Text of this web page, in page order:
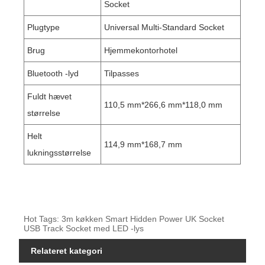
Socket
Plugtype Universal Multi-Standard Socket
Brug Hjemmekontorhotel
Bluetooth -lyd Tilpasses
Fuldt hævet
størrelse
110,5 mm*266,6 mm*118,0 mm
Helt
lukningsstørrelse
114,9 mm*168,7 mm
Hot Tags: 3m køkken Smart Hidden Power UK Socket
USB Track Socket med LED -lys
Relateret kategori